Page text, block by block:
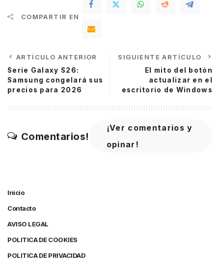
COMPARTIR EN
ARTÍCULO ANTERIOR
Serie Galaxy S26:
Samsung congelará sus
precios para 2026
SIGUIENTE ARTÍCULO
El mito del botón
actualizar en el
escritorio de Windows
Comentarios!
¡Ver comentarios y
opinar!
Inicio
Contacto
AVISO LEGAL
POLITICA DE COOKIES
POLITICA DE PRIVACIDAD